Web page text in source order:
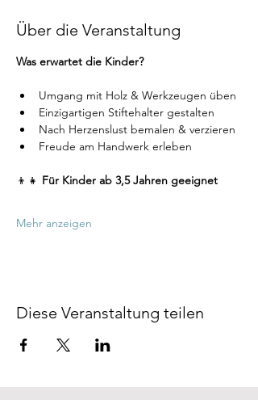
Über die Veranstaltung
Was erwartet die Kinder?
Umgang mit Holz & Werkzeugen üben
Einzigartigen Stiftehalter gestalten
Nach Herzenslust bemalen & verzieren
Freude am Handwerk erleben
👦👧 Für Kinder ab 3,5 Jahren geeignet
Mehr anzeigen
Diese Veranstaltung teilen